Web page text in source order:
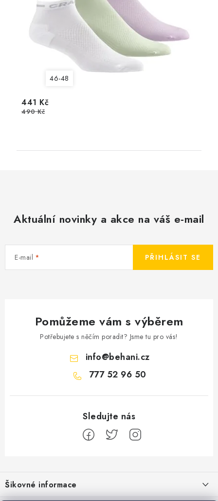
46-48
441 Kč
490 Kč
Aktuální novinky a akce na váš e-mail
E-mail PŘIHLÁSIT SE
Pomůžeme vám s výběrem
Potřebujete s něčím poradit? Jsme tu pro vás!
info@behani.cz
777 52 96 50
á
pŠikovné informace